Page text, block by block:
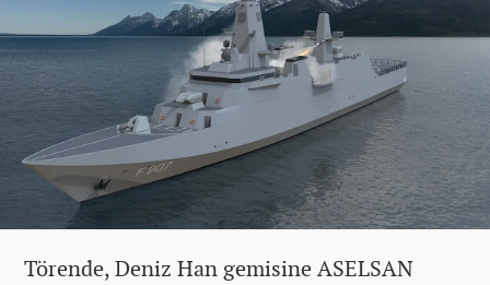
Törende, Deniz Han gemisine ASELSAN